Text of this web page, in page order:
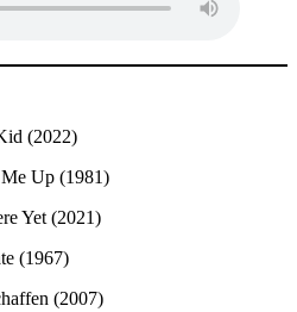
(2022)
Up (1981)
Yet (2021)
(1967)
(2007)